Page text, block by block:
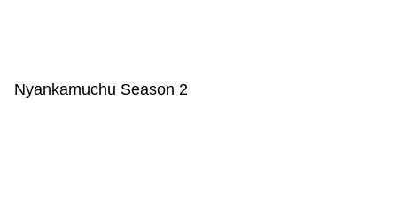
Nyankamuchu Season 2